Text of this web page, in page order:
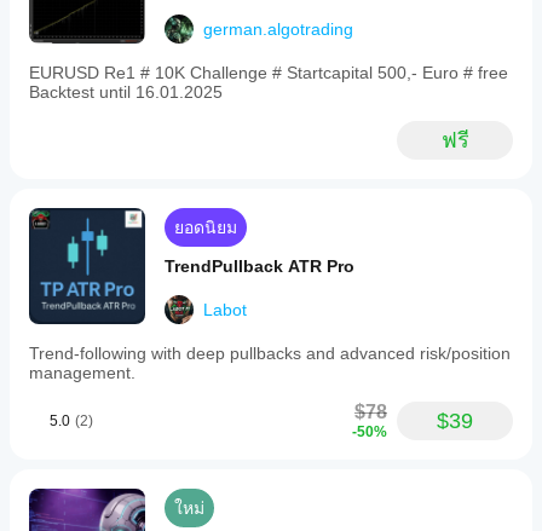
german.algotrading
EURUSD Re1 # 10K Challenge # Startcapital 500,- Euro # free
Backtest until 16.01.2025
ฟรี
ยอดนิยม
TrendPullback ATR Pro
Labot
Trend-following with deep pullbacks and advanced risk/position
management.
5.0 (2) $78
-50% $39
ใหม่